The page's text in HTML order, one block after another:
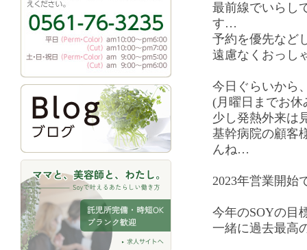
最前線でいらし
す…
予約を優先など
遠慮なくおっし
今日ぐらいから
(月曜日までお
少し発熱外来は
基幹病院の顧客
んね…
2023年営業開始
今年のSOYの目
一緒に過去最高